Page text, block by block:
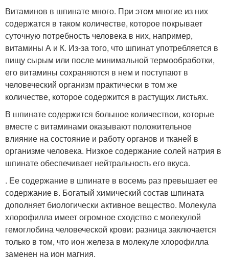
Витаминов в шпинате много. При этом многие из них
содержатся в таком количестве, которое покрывает
суточную потребность человека в них, например,
витамины А и К. Из-за того, что шпинат употребляется в
пищу сырым или после минимальной термообработки,
его витамины сохраняются в нем и поступают в
человеческий организм практически в том же
количестве, которое содержится в растущих листьях.
В шпинате содержится большое количествои, которые
вместе с витаминами оказывают положительное
влияние на состояние и работу органов и тканей в
организме человека. Низкое содержание солей натрия в
шпинате обеспечивает нейтральность его вкуса.
. Ее содержание в шпинате в восемь раз превышает ее
содержание в. Богатый химический состав шпината
дополняет биологически активное вещество. Молекула
хлорофилла имеет огромное сходство с молекулой
гемоглобина человеческой крови: разница заключается
только в том, что ион железа в молекуле хлорофилла
заменен на ион магния.